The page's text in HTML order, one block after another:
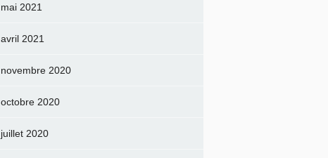
mai 2021
avril 2021
novembre 2020
octobre 2020
juillet 2020